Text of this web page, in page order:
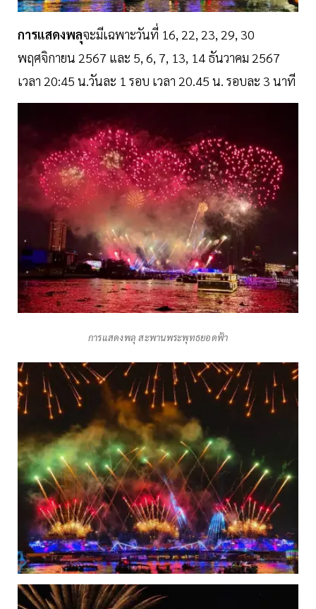
การแสดงพลุจะมีเฉพาะวันที่ 16, 22, 23, 29, 30
พฤศจิกายน 2567 และ 5, 6, 7, 13, 14 ธันวาคม 2567
เวลา 20:45 น.วันละ 1 รอบ เวลา 20.45 น. รอบละ 3 นาที
การแสดงพลุ สะพานพระพุทธยอดฟ้า